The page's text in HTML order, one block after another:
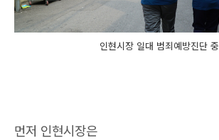
인현시장 일대 범죄예방진단 중
먼저 인현시장은